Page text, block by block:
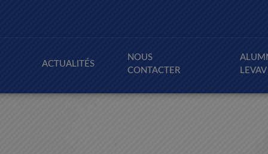
ACTUALITÉS
NOUS
CONTACTER
LEVAV